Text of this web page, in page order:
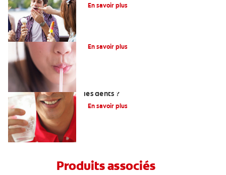
En savoir plus
En savoir plus
les dents ?
En savoir plus
Produits associés